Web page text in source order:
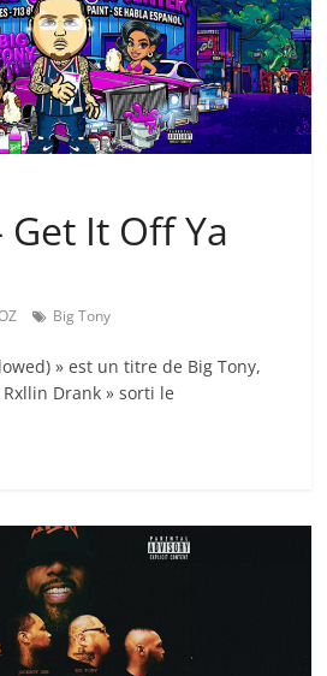
Get It Off Ya
Big Tony
» est un titre de Big Tony,
Drank » sorti le